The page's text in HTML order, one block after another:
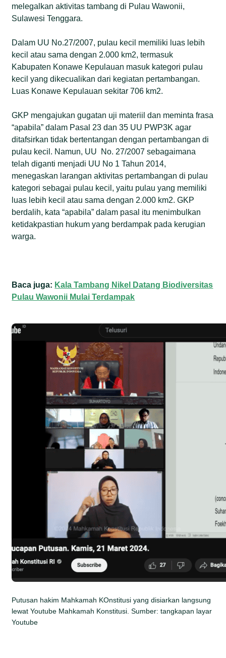
melegalkan aktivitas tambang di Pulau Wawonii,
Sulawesi Tenggara.
Dalam UU No.27/2007, pulau kecil memiliki luas lebih
kecil atau sama dengan 2.000 km2, termasuk
Kabupaten Konawe Kepulauan masuk kategori pulau
kecil yang dikecualikan dari kegiatan pertambangan.
Luas Konawe Kepulauan sekitar 706 km2.
GKP mengajukan gugatan uji materiil dan meminta frasa
“apabila” dalam Pasal 23 dan 35 UU PWP3K agar
ditafsirkan tidak bertentangan dengan pertambangan di
pulau kecil. Namun, UU No. 27/2007 sebagaimana
telah diganti menjadi UU No 1 Tahun 2014,
menegaskan larangan aktivitas pertambangan di pulau
kategori sebagai pulau kecil, yaitu pulau yang memiliki
luas lebih kecil atau sama dengan 2.000 km2. GKP
berdalih, kata “apabila” dalam pasal itu menimbulkan
ketidakpastian hukum yang berdampak pada kerugian
warga.
Baca juga: Kala Tambang Nikel Datang Biodiversitas
Pulau Wawonii Mulai Terdampak
Putusan hakim Mahkamah KOnstitusi yang disiarkan langsung
lewat Youtube Mahkamah Konstitusi. Sumber: tangkapan layar
Youtube